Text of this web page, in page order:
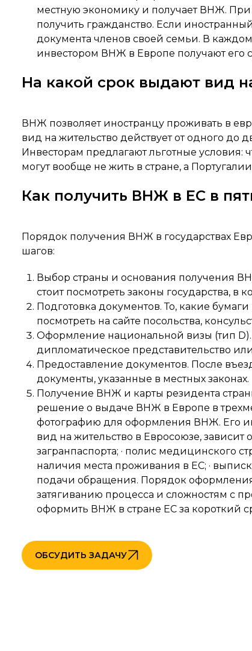
местную экономику и получает ВНЖ.
получить гражданство. Если
документа членов своей семьи. В
инвестором ВНЖ в Европе получают его
На какой срок выдают вид
ВНЖ позволяет иностранцу проживать в
вид на жительство действует от одного до
Инвесторам предлагают льготные
могут вообще не жить в стране, а
Как получить ВНЖ в ЕС в
Порядок получения ВНЖ в государствах
шагов:
Выбор страны и основания получения
стоит посмотреть законы государства, в
Подготовка документов. То, какие
посмотреть на сайте посольства,
Оформление национальной визы (тип D).
дипломатическое представительство
Предоставление документов. После
документы, указанные в местных законах.
Получение ВНЖ и карты резидента
решение о выдаче ВНЖ в Европе в
фотографию для оформления ВНЖ. Его
вид на жительство в Евросоюзе, зависит
загранпаспорта; · полис медицинского
наличия места проживания в ЕС; ·
подачи обращения. Порядок
затягиванию процесса и сложностям с
оформить ВНЖ в стране ЕС за короткий
ОБСУДИТЬ ЗАДАЧУ